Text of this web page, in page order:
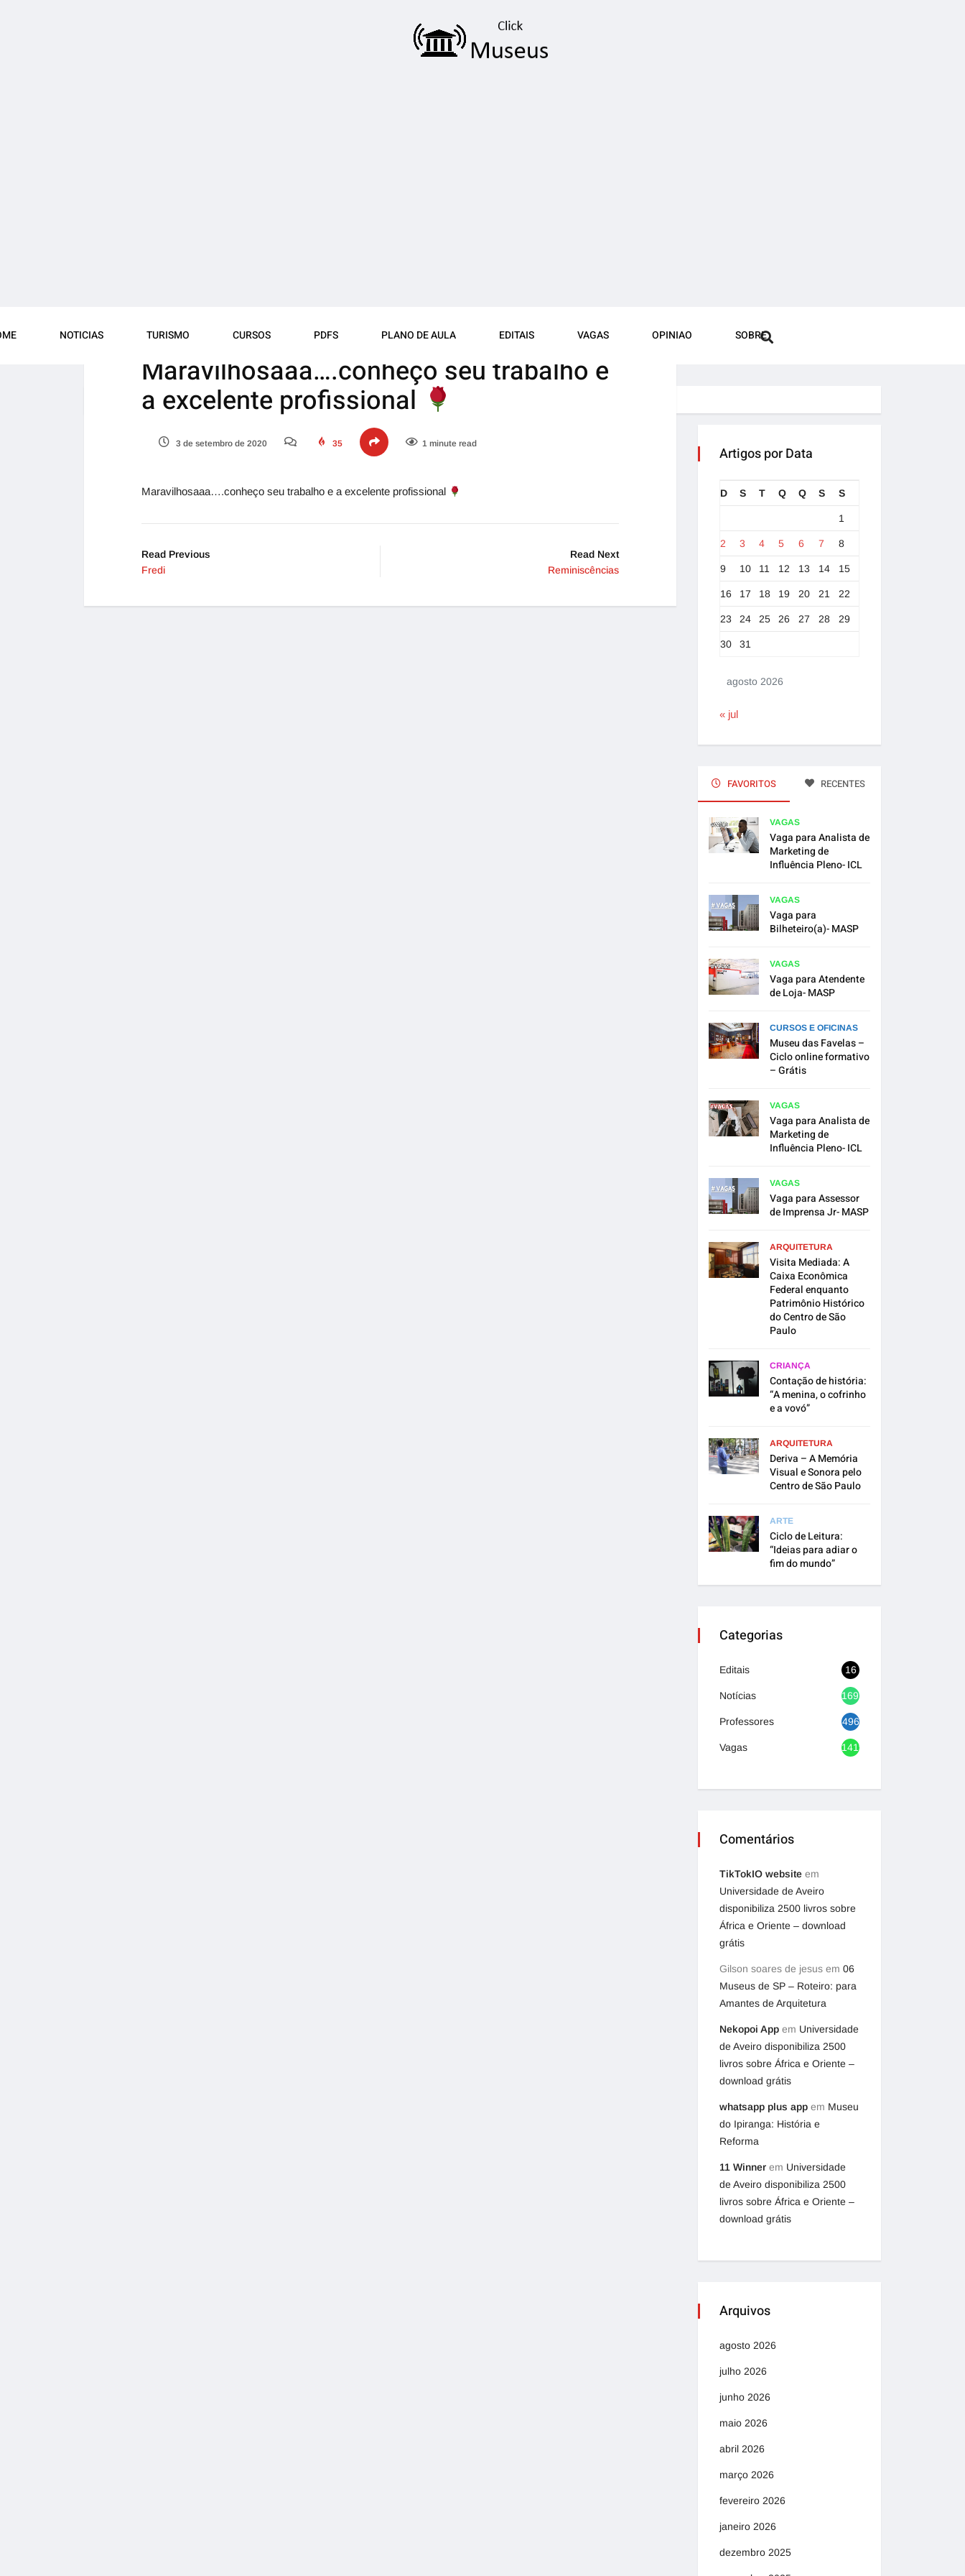
NOTICIAS TURISMO CURSOS PDFS PLANO DE AULA EDITAIS VAGAS OPINIAO SOBRE
Review Maravilhosaaa….conheço seu trabalho…
Maravilhosaaa….conheço seu trabalho e
a excelente profissional
3 de setembro de 2020 35 1 minute read
Maravilhosaaa….conheço seu trabalho e a excelente profissional
Read Previous
Fredi
Read Next
Reminiscências
Artigos por Data
agosto 2026
D S T Q Q S S
1
2 3 4 5 6 7 8
9 10 11 12 13 14 15
16 17 18 19 20 21 22
23 24 25 26 27 28 29
30 31
« jul
FAVORITOS RECENTES
VAGAS
Vaga para Analista de
Marketing de
Influência Pleno- ICL
VAGAS
Vaga para
Bilheteiro(a)- MASP
VAGAS
Vaga para Atendente
de Loja- MASP
CURSOS E OFICINAS
Museu das Favelas –
Ciclo online formativo
– Grátis
VAGAS
Vaga para Analista de
Marketing de
Influência Pleno- ICL
VAGAS
Vaga para Assessor
de Imprensa Jr- MASP
ARQUITETURA
Visita Mediada: A
Caixa Econômica
Federal enquanto
Patrimônio Histórico
do Centro de São
Paulo
CRIANÇA
Contação de história:
“A menina, o cofrinho
e a vovó”
ARQUITETURA
Deriva – A Memória
Visual e Sonora pelo
Centro de São Paulo
ARTE
Ciclo de Leitura:
“Ideias para adiar o
fim do mundo”
Categorias
Editais 16
Notícias 1692
Professores 496
Vagas 1419
Comentários
TikTokIO website em
Universidade de Aveiro
disponibiliza 2500 livros sobre
África e Oriente – download
grátis
Gilson soares de jesus em 06
Museus de SP – Roteiro: para
Amantes de Arquitetura
Nekopoi App em Universidade
de Aveiro disponibiliza 2500
livros sobre África e Oriente –
download grátis
whatsapp plus app em Museu
do Ipiranga: História e
Reforma
11 Winner em Universidade
de Aveiro disponibiliza 2500
livros sobre África e Oriente –
download grátis
Arquivos
agosto 2026
julho 2026
junho 2026
maio 2026
abril 2026
março 2026
fevereiro 2026
janeiro 2026
dezembro 2025